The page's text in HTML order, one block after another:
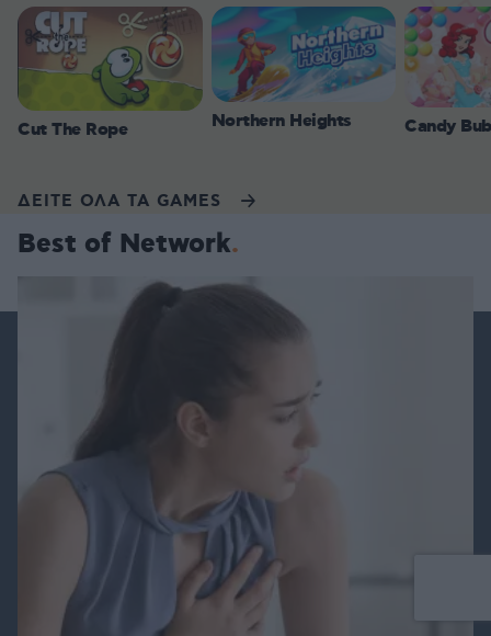
Cut The Rope Northern Heights Candy
ΔΕΙΤΕ ΟΛΑ ΤΑ GAMES
Best of Network